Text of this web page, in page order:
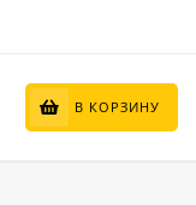
В КОРЗИНУ